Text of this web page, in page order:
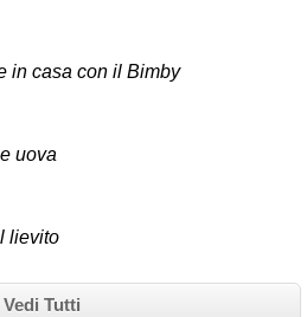
in casa con il Bimby
uova
lievito
Vedi Tutti